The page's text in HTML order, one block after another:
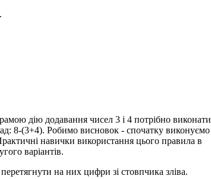
дію додавання чисел 3 і 4 потрібно виконати
8-(3+4). Робимо висновок - спочатку виконуємо
навички використання цього правила в
варіантів.
на них цифри зі стовпчика зліва.